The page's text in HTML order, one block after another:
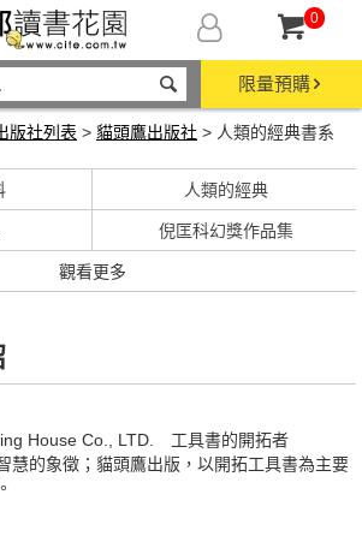
0
限量預購
版社列表 > 貓頭鷹出版社 > 人類的經典書系
人類的經典
倪匡科幻獎作品集
觀看更多
House Co., LTD. 工具書的開拓者
慧的象徵；貓頭鷹出版，以開拓工具書為主要